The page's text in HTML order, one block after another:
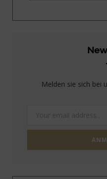
Melden sie sich bei